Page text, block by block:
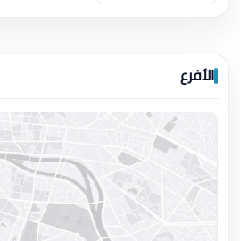
الأفرع